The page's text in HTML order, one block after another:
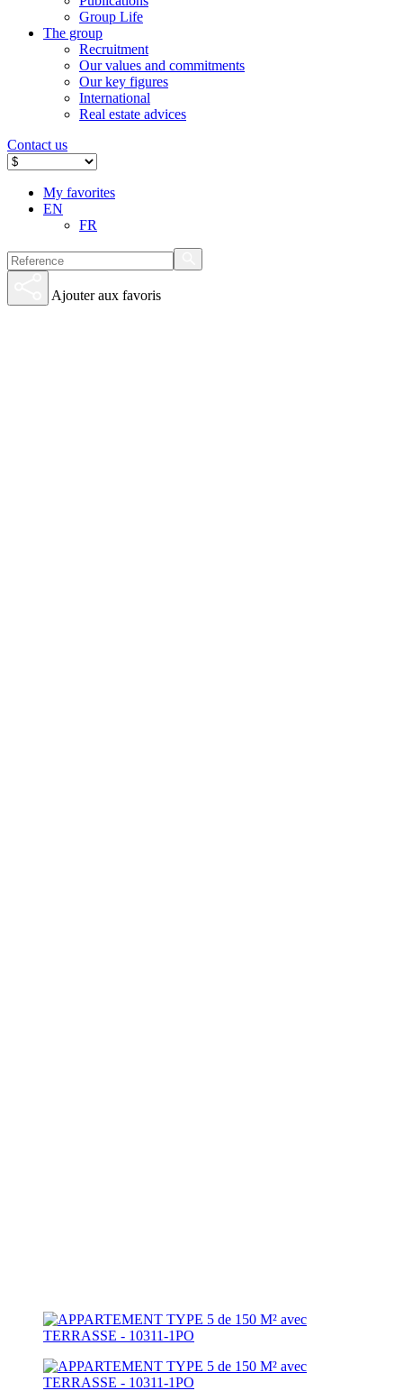
Group Life
The group
Recruitment
Our values ​​and commitments
Our key figures
International
Real estate advices
Contact us
My favorites
EN
FR
Ajouter aux favoris